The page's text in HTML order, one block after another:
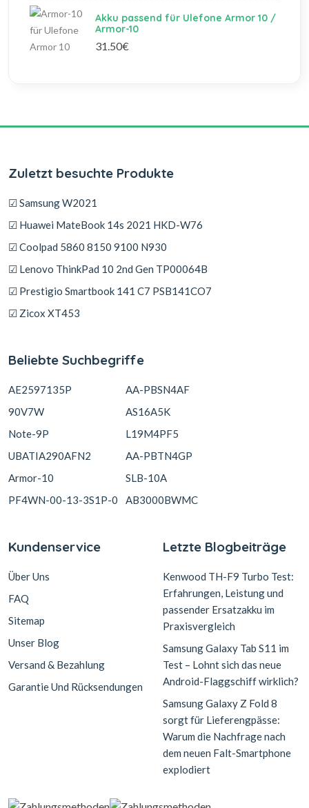
Akku passend für Ulefone Armor 10 /
Armor-10
31.50€
Zuletzt besuchte Produkte
☑ Samsung W2021
☑ Huawei MateBook 14s 2021 HKD-W76
☑ Coolpad 5860 8150 9100 N930
☑ Lenovo ThinkPad 10 2nd Gen TP00064B
☑ Prestigio Smartbook 141 C7 PSB141CO7
☑ Zicox XT453
Beliebte Suchbegriffe
AE2597135P
90V7W
Note-9P
UBATIA290AFN2
Armor-10
PF4WN-00-13-3S1P-0
AA-PBSN4AF
AS16A5K
L19M4PF5
AA-PBTN4GP
SLB-10A
AB3000BWMC
Kundenservice
Über Uns
FAQ
Sitemap
Unser Blog
Versand & Bezahlung
Garantie Und Rücksendungen
Letzte Blogbeiträge
Kenwood TH-F9 Turbo Test:
Erfahrungen, Leistung und
passender Ersatzakku im
Praxisvergleich
Samsung Galaxy Tab S11 im
Test – Lohnt sich das neue
Android-Flaggschiff wirklich?
Samsung Galaxy Z Fold 8
sorgt für Lieferengpässe:
Warum die Nachfrage nach
dem neuen Falt-Smartphone
explodiert